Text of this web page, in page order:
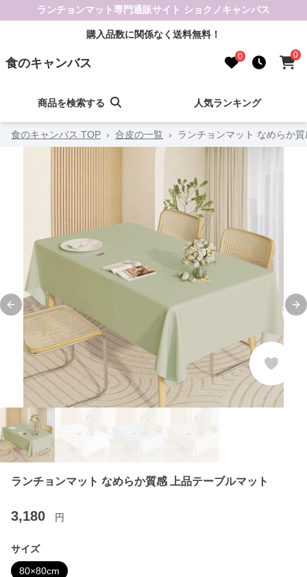
ランチョンマット専門通販サイト ショクノキャンバス
購入品数に関係なく送料無料！
食のキャンバス 0 0
商品を検索する 人気ランキング
食のキャンバス TOP › 合皮の一覧 › ランチョンマット なめらか
Previous slide
ランチョンマット なめらか質感 上品テーブルマット
3,180 円
サイズ
80×80cm